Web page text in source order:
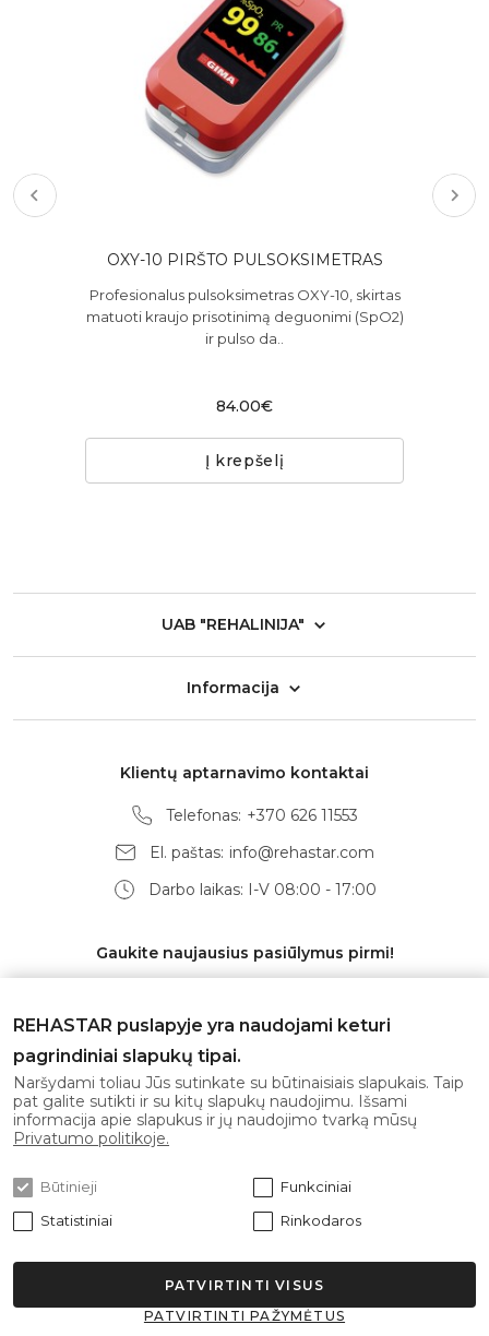
OXY-10 PIRŠTO PULSOKSIMETRAS
Profesionalus pulsoksimetras OXY-10, skirtas
matuoti kraujo prisotinimą deguonimi (SpO2)
ir pulso da..
84.00€
Į krepšelį
UAB "REHALINIJA"
Informacija
Klientų aptarnavimo kontaktai
Telefonas: +370 626 11553
El. paštas: info@rehastar.com
Darbo laikas: I-V 08:00 - 17:00
Gaukite naujausius pasiūlymus pirmi!
Prenumeruoti
Sutinku su privatumo politika
© 2026 Rehastar Visos teisės saugomos.
Sprendimas:
REHASTAR puslapyje yra naudojami keturi
pagrindiniai slapukų tipai.
Naršydami toliau Jūs sutinkate su būtinaisiais slapukais. Taip
pat galite sutikti ir su kitų slapukų naudojimu. Išsami
informacija apie slapukus ir jų naudojimo tvarką mūsų
Privatumo politikoje.
Būtinieji
Funkciniai
Statistiniai
Rinkodaros
PATVIRTINTI PAŽYMĖTUS
PATVIRTINTI VISUS